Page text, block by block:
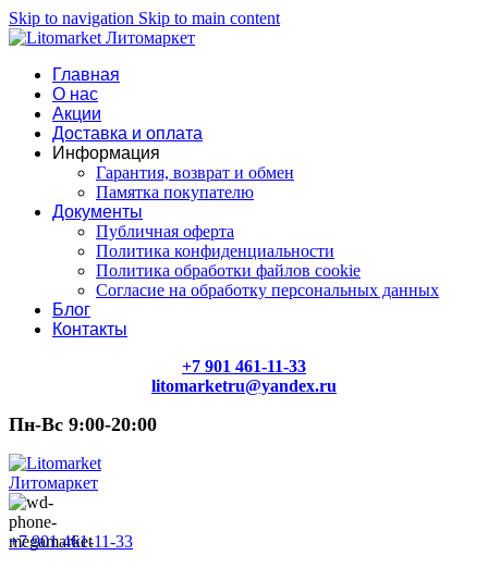
Skip to navigation Skip to main content
Главная
О нас
Акции
Доставка и оплата
Информация
Гарантия, возврат и обмен
Памятка покупателю
Документы
Публичная оферта
Политика конфиденциальности
Политика обработки файлов cookie
Согласие на обработку персональных данных
Блог
Контакты
+7 901 461-11-33
litomarketru@yandex.ru
Пн-Вс 9:00-20:00
+7 901 461-11-33